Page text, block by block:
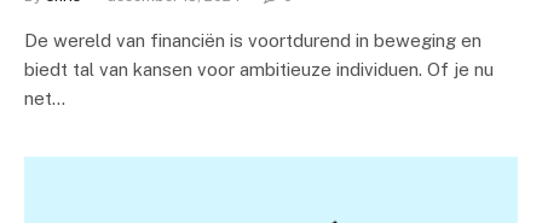
De wereld van financiën is voortdurend in beweging en
biedt tal van kansen voor ambitieuze individuen. Of je nu
net…